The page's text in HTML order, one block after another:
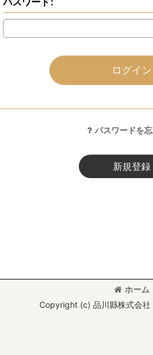
ログイン
パスワードを
新規登録
ホーム
Copyright (c) 品川縣株式会